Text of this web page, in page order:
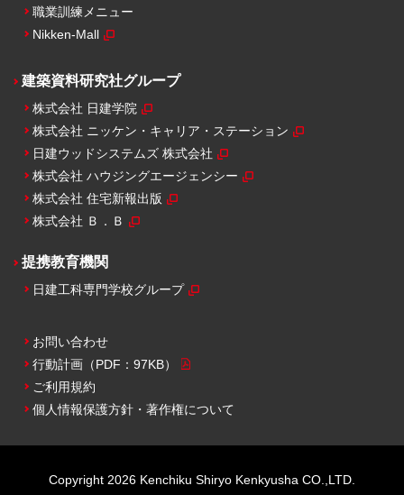
職業訓練メニュー
Nikken-Mall
建築資料研究社グループ
株式会社 日建学院
株式会社 ニッケン・キャリア・ステーション
日建ウッドシステムズ 株式会社
株式会社 ハウジングエージェンシー
株式会社 住宅新報出版
株式会社 Ｂ．Ｂ
提携教育機関
日建工科専門学校グループ
お問い合わせ
行動計画 （PDF：97KB）
ご利用規約
個人情報保護方針・ 著作権について
Copyright 2026 Kenchiku Shiryo Kenkyusha CO.,LTD.